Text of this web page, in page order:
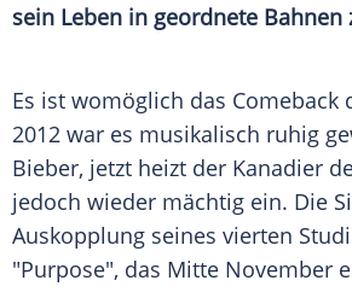
sein Leben in geordnete Bahnen
Es ist womöglich das Comeback
2012 war es musikalisch ruhig
Bieber, jetzt heizt der Kanadier
jedoch wieder mächtig ein. Die
Auskopplung seines vierten
"Purpose", das Mitte November